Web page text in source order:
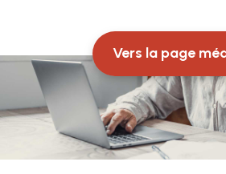
Vers la page